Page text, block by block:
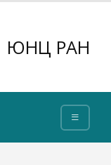
ЮНЦ РАН